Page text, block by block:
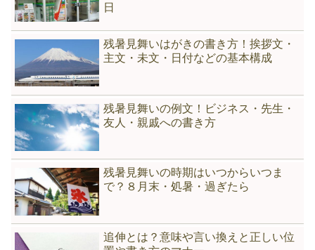
日
残暑見舞いはがきの書き方！挨拶文・
主文・未文・日付などの基本構成
残暑見舞いの例文！ビジネス・先生・
友人・親戚への書き方
残暑見舞いの時期はいつからいつま
で？８月末・処暑・過ぎたら
追伸とは？意味や言い換えと正しい位